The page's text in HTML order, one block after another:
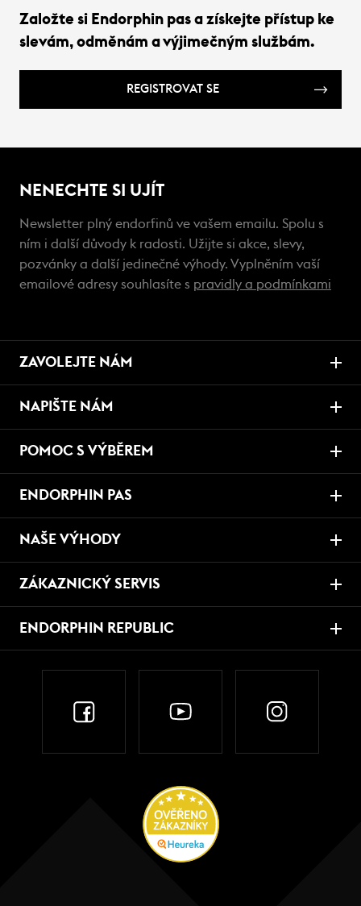
Založte si Endorphin pas a získejte přístup ke
slevám, odměnám a výjimečným službám.
REGISTROVAT SE
NENECHTE SI UJÍT
Newsletter plný endorfinů ve vašem emailu. Spolu s
ním i další důvody k radosti. Užijte si akce, slevy,
pozvánky a další jedinečné výhody. Vyplněním vaší
emailové adresy souhlasíte s pravidly a podmínkami
ZAVOLEJTE NÁM
NAPIŠTE NÁM
POMOC S VÝBĚREM
ENDORPHIN PAS
NAŠE VÝHODY
ZÁKAZNICKÝ SERVIS
ENDORPHIN REPUBLIC